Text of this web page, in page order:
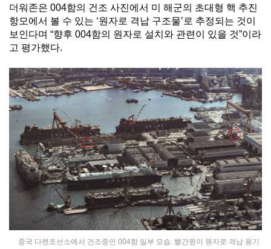
더워존은 004함의 건조 사진에서 미 해군의 초대형 핵 추진
항모에서 볼 수 있는 ‘원자로 격납 구조물’로 추정되는 것이
보인다며 “향후 004함의 원자로 설치와 관련이 있을 것”이라
고 평가했다.
중국 다렌조선소에서 건조중인 004함 일부 모습. 빨간원이 원자로 격납 용기